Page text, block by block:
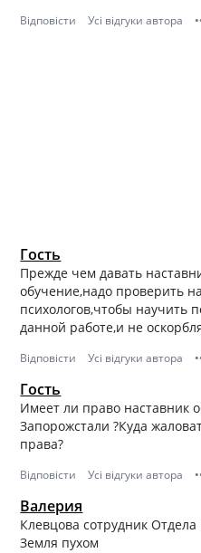
Відповісти Усі відгуки автора
Гость
Прежде чем давать
обучение,надо проверить
психологов,чтобы научить
данной работе,и не
Відповісти Усі відгуки автора
Гость
Имеет ли право наставник
Запорожстали ?Куда
права?
Відповісти Усі відгуки автора
Валерия
Клевцова сотрудник
Земля пухом